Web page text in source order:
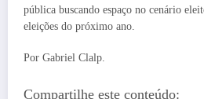
pública buscando espaço no cenário
eleições do próximo ano.
Por Gabriel Clalp.
Compartilhe este conteúdo: